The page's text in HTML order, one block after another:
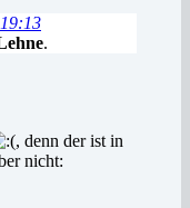
.
, denn der ist in
nicht: